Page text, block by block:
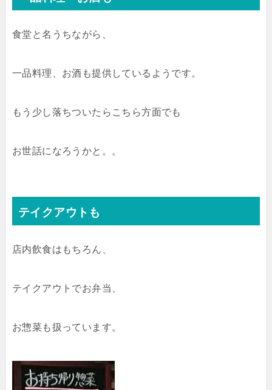
食堂と名うちながら、
一品料理、お酒も提供しているようです。
もう少し落ちついたらこちら方面でも
お世話になろうかと。。
テイクアウトも
店内飲食はもちろん、
テイクアウトでお弁当、
お惣菜も扱っています。